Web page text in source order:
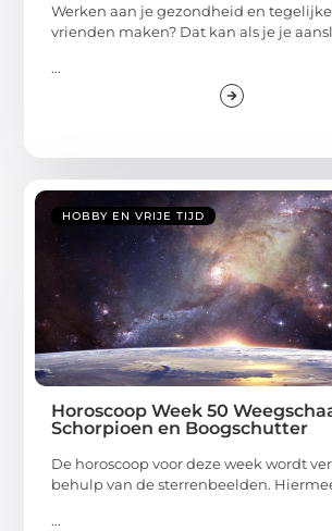
Werken aan je gezondheid en
vrienden maken? Dat kan als je je
...
HOBBY EN VRIJE TIJD
Horoscoop Week 50
Schorpioen en Boogschutter
De horoscoop voor deze week wordt
behulp van de sterrenbeelden.
...